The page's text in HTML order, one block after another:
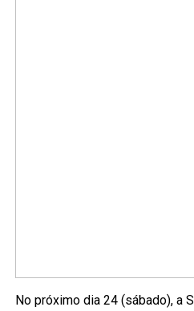
No próximo dia 24 (sábado), a